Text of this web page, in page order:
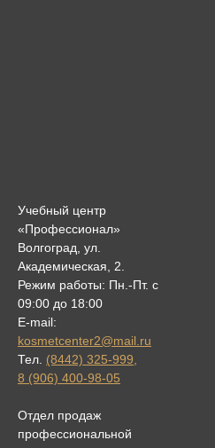
Учебный центр
«Профессионал»
Волгоград, ул.
Академическая, 2.
Режим работы: Пн.-Пт. с
09:00 до 18:00
E-mail:
kosmetcenter2@mail.ru
Тел. (8442) 325-999
8 (906) 400-98-05
Отдел продаж
профессиональной